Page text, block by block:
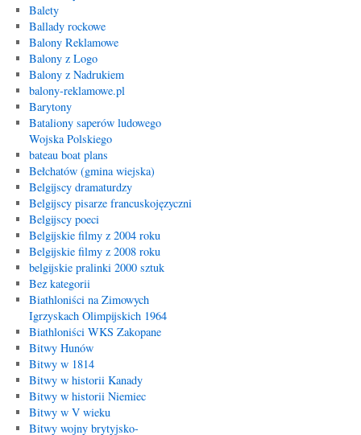
Balety
Ballady rockowe
Balony Reklamowe
Balony z Logo
Balony z Nadrukiem
balony-reklamowe.pl
Barytony
Bataliony saperów ludowego
Wojska Polskiego
bateau boat plans
Bełchatów (gmina wiejska)
Belgijscy dramaturdzy
Belgijscy pisarze francuskojęzyczni
Belgijscy poeci
Belgijskie filmy z 2004 roku
Belgijskie filmy z 2008 roku
belgijskie pralinki 2000 sztuk
Bez kategorii
Biathloniści na Zimowych
Igrzyskach Olimpijskich 1964
Biathloniści WKS Zakopane
Bitwy Hunów
Bitwy w 1814
Bitwy w historii Kanady
Bitwy w historii Niemiec
Bitwy w V wieku
Bitwy wojny brytyjsko-